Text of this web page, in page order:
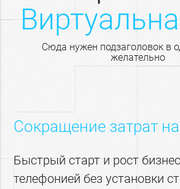
Сюда нужен подзаголовок в одну строчку
желательно
Сокращение затрат на
Быстрый старт и рост
телефонией без установки